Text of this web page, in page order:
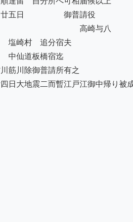
　　　　　御普請役
与八
分宿夫ゟ
橋宿迄
筋川除御普請所有之
日大地震二而暫江戸江御中帰り被